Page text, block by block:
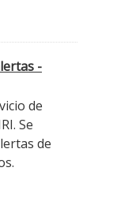
-
de
Se
de